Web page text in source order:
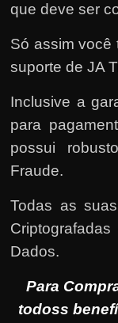
que deve ser
Só assim você
suporte de JA
Inclusive a
para
possui
Fraude.
Todas as
Dados.
Para
todoss